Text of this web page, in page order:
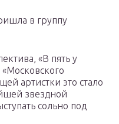
в группу
«В пять у
артистки это стало
звездной
сольно под